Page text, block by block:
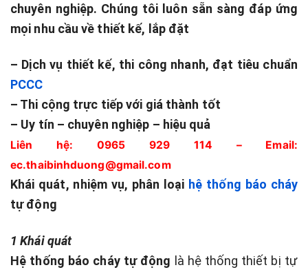
chuyên nghiệp. Chúng tôi luôn sẵn sàng đáp ứng
mọi nhu cầu về thiết kế, lắp đặt
– Dịch vụ thiết kế, thi công nhanh, đạt tiêu chuẩn
PCCC
– Thi cộng trực tiếp với giá thành tốt
– Uy tín – chuyên nghiệp – hiệu quả
Liên hệ: 0965 929 114 – Email:
ec.thaibinhduong@gmail.com
Khái quát, nhiệm vụ, phân loại hệ thống báo cháy
tự động
1 Khái quát
Hệ thống báo cháy tự động là hệ thống thiết bị tự